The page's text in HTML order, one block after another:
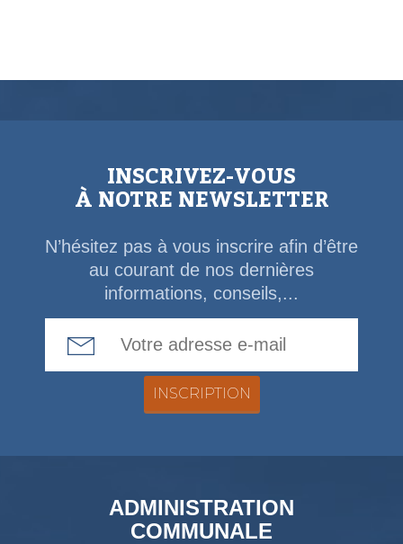
INSCRIVEZ-VOUS
À NOTRE NEWSLETTER
N’hésitez pas à vous inscrire afin d’être
au courant de nos dernières
informations, conseils,...
ADMINISTRATION
COMMUNALE